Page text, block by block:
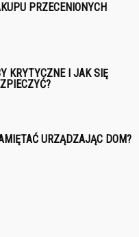
PRZECENIONYCH
KRYTYCZNE I JAK SIĘ
URZĄDZAJĄC DOM?